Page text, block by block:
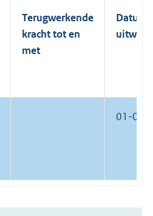
Terugwerkende
kracht tot en
met
Datum
01-01-